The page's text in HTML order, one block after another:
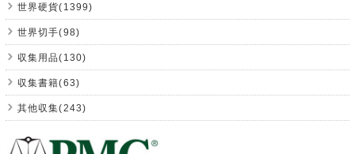
世界硬貨(1399)
世界切手(98)
収集用品(130)
収集書籍(63)
其他収集(243)